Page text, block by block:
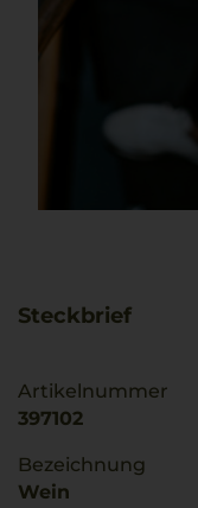
Steckbrief
Artikelnummer
397102
Bezeichnung
Wein